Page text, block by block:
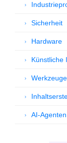
Sicherheit
Hardware
Künstliche
AI-